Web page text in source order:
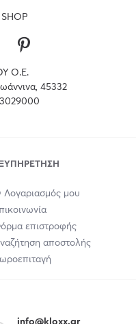
SHOP
Ο.Ε.
45332
Λογαριασμός μου
επιστροφής
αποστολής
info@kloxx.gr